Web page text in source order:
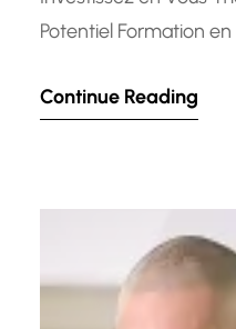
Potentiel Formation
Réaliser Votre
compétences, les
personnelles d’une
démarche essentielle
Continue Reading